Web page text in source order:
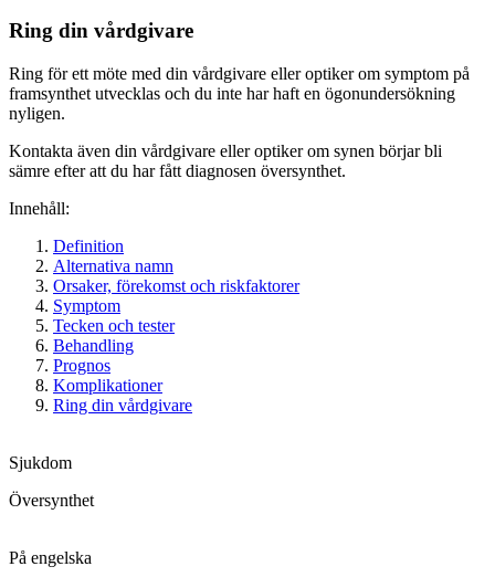
Ring din vårdgivare
Ring för ett möte med din vårdgivare eller optiker om symptom på
framsynthet utvecklas och du inte har haft en ögonundersökning
nyligen.
Kontakta även din vårdgivare eller optiker om synen börjar bli
sämre efter att du har fått diagnosen översynthet.
Innehåll:
Definition
Alternativa namn
Orsaker, förekomst och riskfaktorer
Symptom
Tecken och tester
Behandling
Prognos
Komplikationer
Ring din vårdgivare
Sjukdom
Översynthet
På engelska